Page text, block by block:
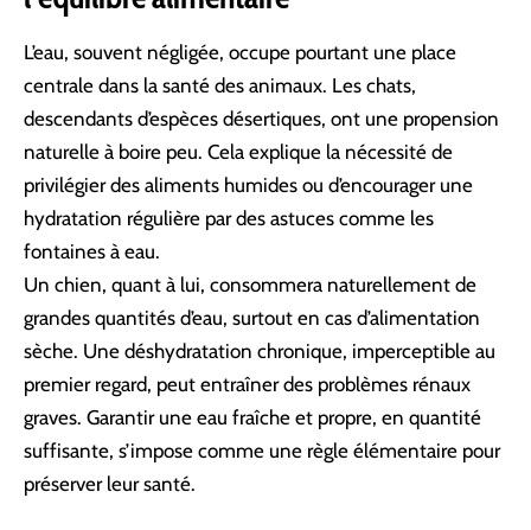
L’eau, souvent négligée, occupe pourtant une place
centrale dans la santé des animaux. Les chats,
descendants d’espèces désertiques, ont une propension
naturelle à boire peu. Cela explique la nécessité de
privilégier des aliments humides ou d’encourager une
hydratation régulière par des astuces comme les
fontaines à eau.
Un chien, quant à lui, consommera naturellement de
grandes quantités d’eau, surtout en cas d’alimentation
sèche. Une déshydratation chronique, imperceptible au
premier regard, peut entraîner des problèmes rénaux
graves. Garantir une eau fraîche et propre, en quantité
suffisante, s’impose comme une règle élémentaire pour
préserver leur santé.